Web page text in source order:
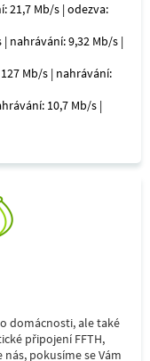
21,7 Mb/s | odezva:
nahrávání: 9,32 Mb/s |
Mb/s | nahrávání:
10,7 Mb/s |
domácnosti, ale také
připojení FFTH,
pokusíme se Vám